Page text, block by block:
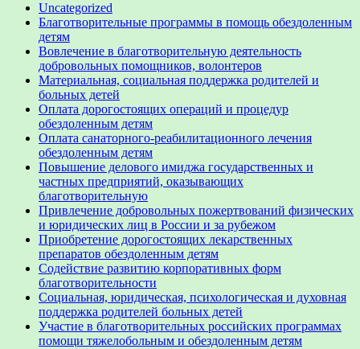
Uncategorized
Благотворительные программы в помощь обездоленным
детям
Вовлечение в благотворительную деятельность
добровольных помощников, волонтеров
Материальная, социальная поддержка родителей и
больных детей
Оплата дорогостоящих операций и процедур
обездоленным детям
Оплата санаторного-реабилитационного лечения
обездоленным детям
Повышение делового имиджа государственных и
частных предприятий, оказывающих
благотворительную
Привлечение добровольных пожертвований физических
и юридических лиц в России и за рубежом
Приобретение дорогостоящих лекарственных
препаратов обездоленным детям
Содействие развитию корпоративных форм
благотворительности
Социальная, юридическая, психологическая и духовная
поддержка родителей больных детей
Участие в благотворительных российских программах
помощи тяжелобольным и обездоленным детям